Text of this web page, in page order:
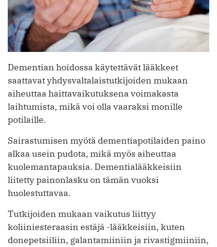
Dementian hoidossa käytettävät lääkkeet
saattavat yhdysvaltalaistutkijoiden mukaan
aiheuttaa haittavaikutuksena voimakasta
laihtumista, mikä voi olla vaaraksi monille
potilaille.
Sairastumisen myötä dementiapotilaiden paino
alkaa usein pudota, mikä myös aiheuttaa
kuolemantapauksia. Dementialääkkeisiin
liitetty painonlasku on tämän vuoksi
huolestuttavaa.
Tutkijoiden mukaan vaikutus liittyy
koliiniesteraasin estäjä -lääkkeisiin, kuten
donepetsiiliin, galantamiiniin ja rivastigmiiniin,